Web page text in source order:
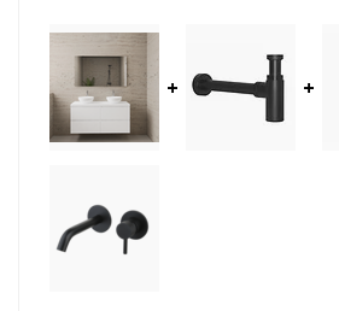
+ +